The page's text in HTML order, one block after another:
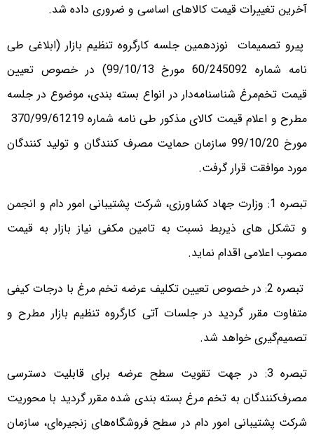
آخرین تغییرات قیمت کالاهای اساسی و ضروری داده شد.
پیرو تصمیمات نوزدهمین جلسه کارگروه تنظیم بازار (ابلاغی طی
نامه شماره 60/245092 مورخ 99/10/13) در خصوص تعیین
قیمت تخم‌مرغ شناسنامه‌دار در انواع بسته بندی، موضوع در جلسه
مورخ 99/10/20 سازمان حمایت مصرف کنندگان و تولید کنندگان
مورد موافقت قرار گرفت.
تبصره 1: وزارت جهاد کشاورزی، شرکت پشتیبانی امور دام و انجمن
و تشکل های ذیربط نسبت به تامین مکفی نیاز بازار به قیمت
مصوب اعلامی اقدام نماید.
تبصره 2: در خصوص تعیین تکلیف عرضه تخم مرغ با درجات کیفی
متفاوت مقرر گردید در جلسات آتی کارگروه تنظیم بازار مطرح و
تصمیم‌گیری خواهد شد.
تبصره 3: در جهت تقویت سطح عرضه برای قابلیت دسترسی
مصرف‌کنندگان به تخم مرغ بسته بندی شده مقرر گردید با محوریت
شرکت پشتیبانی امور دام در سطح فروشگاه‌های زنجیره‌ای، سازمان